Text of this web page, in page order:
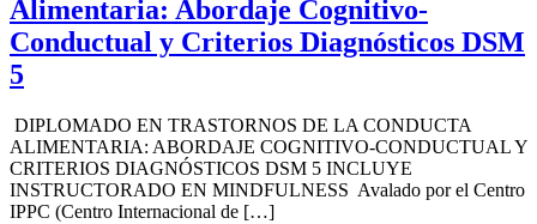
Alimentaria: Abordaje Cognitivo-
Conductual y Criterios Diagnósticos DSM
5
DIPLOMADO EN TRASTORNOS DE LA CONDUCTA
ALIMENTARIA: ABORDAJE COGNITIVO-CONDUCTUAL Y
CRITERIOS DIAGNÓSTICOS DSM 5 INCLUYE
INSTRUCTORADO EN MINDFULNESS Avalado por el Centro
IPPC (Centro Internacional de […]